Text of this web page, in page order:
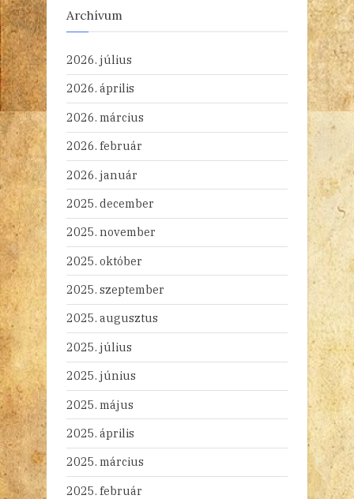
Archívum
2026. július
2026. április
2026. március
2026. február
2026. január
2025. december
2025. november
2025. október
2025. szeptember
2025. augusztus
2025. július
2025. június
2025. május
2025. április
2025. március
2025. február